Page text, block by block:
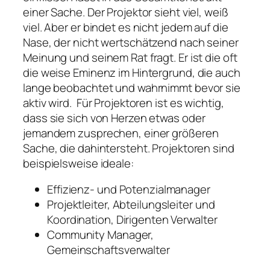
einer Sache. Der Projektor sieht viel, weiß
viel. Aber er bindet es nicht jedem auf die
Nase, der nicht wertschätzend nach seiner
Meinung und seinem Rat fragt. Er ist die oft
die weise Eminenz im Hintergrund, die auch
lange beobachtet und wahrnimmt bevor sie
aktiv wird. Für Projektoren ist es wichtig,
dass sie sich von Herzen etwas oder
jemandem zusprechen, einer größeren
Sache, die dahintersteht. Projektoren sind
beispielsweise ideale:
Effizienz- und Potenzialmanager
Projektleiter, Abteilungsleiter und
Koordination, Dirigenten Verwalter
Community Manager,
Gemeinschaftsverwalter